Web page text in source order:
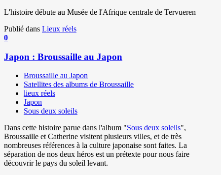
L'histoire débute au Musée de l'Afrique centrale de Tervueren
Publié dans Lieux réels
0
Japon : Broussaille au Japon
Broussaille au Japon
Satellites des albums de Broussaille
lieux réels
Japon
Sous deux soleils
Dans cette histoire parue dans l'album "Sous deux soleils",
Broussaille et Catherine visitent plusieurs villes, et de très
nombreuses références à la culture japonaise sont faites. La
séparation de nos deux héros est un prétexte pour nous faire
découvrir le pays du soleil levant.